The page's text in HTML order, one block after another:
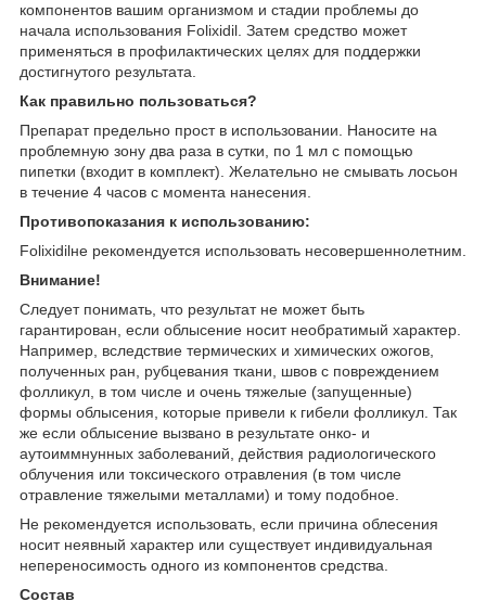
компонентов вашим организмом и стадии проблемы до
начала использования Folixidil. Затем средство может
применяться в профилактических целях для поддержки
достигнутого результата.
Как правильно пользоваться?
Препарат предельно прост в использовании. Наносите на
проблемную зону два раза в сутки, по 1 мл с помощью
пипетки (входит в комплект). Желательно не смывать лосьон
в течение 4 часов с момента нанесения.
Противопоказания к использованию:
Folixidilне рекомендуется использовать несовершеннолетним.
Внимание!
Следует понимать, что результат не может быть
гарантирован, если облысение носит необратимый характер.
Например, вследствие термических и химических ожогов,
полученных ран, рубцевания ткани, швов с повреждением
фолликул, в том числе и очень тяжелые (запущенные)
формы облысения, которые привели к гибели фолликул. Так
же если облысение вызвано в результате онко- и
аутоиммнунных заболеваний, действия радиологического
облучения или токсического отравления (в том числе
отравление тяжелыми металлами) и тому подобное.
Не рекомендуется использовать, если причина облесения
носит неявный характер или существует индивидуальная
непереносимость одного из компонентов средства.
Состав